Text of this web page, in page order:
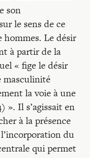
son
le sens de ce
Le désir
à partir de la
« fige le désir
masculinité
la voie à une
». Il s’agissait en
à la présence
du
qui permet